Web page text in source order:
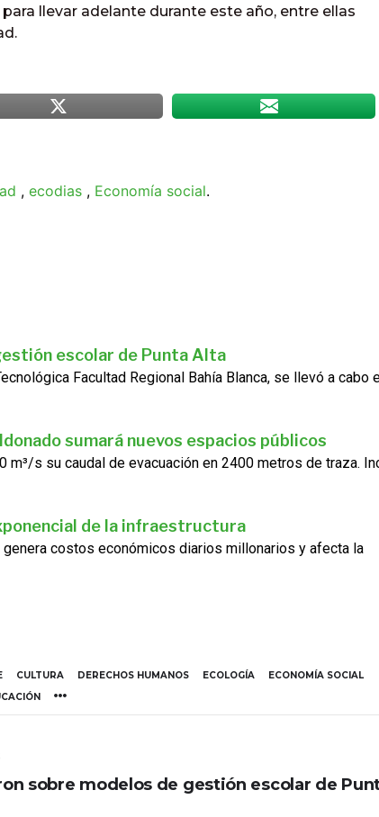
llevar adelante durante este año, entre ellas
, ecodias , Economía social.
escolar de Punta Alta
Facultad Regional Bahía Blanca, se llevó a cabo
sumará nuevos espacios públicos
m³/s su caudal de evacuación en 2400 metros de traza.
de la infraestructura
costos económicos diarios millonarios y afecta la
CULTURA DERECHOS HUMANOS ECOLOGÍA
ECONOMÍA SOCIAL
sobre modelos de gestión escolar de